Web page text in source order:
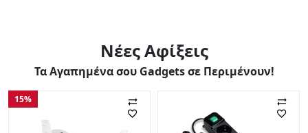
Νέες Αφίξεις
Τα Αγαπημένα σου Gadgets σε Περιμένουν!
15%